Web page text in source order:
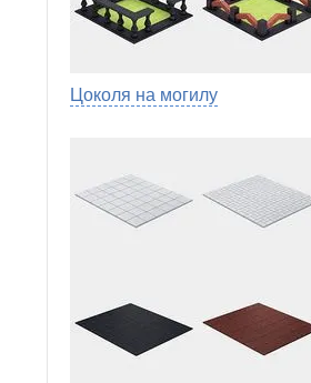
Цоколя на могилу